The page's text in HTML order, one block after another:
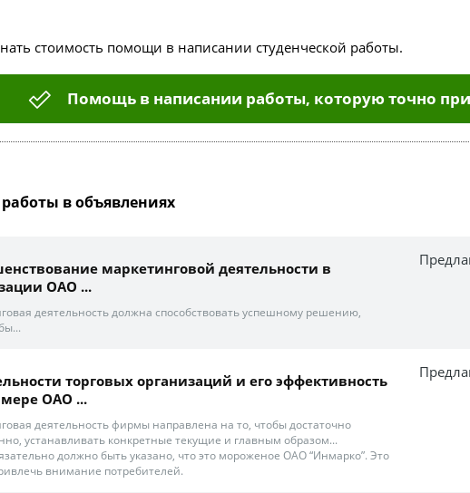
стоимость помощи в написании студенческой работы.
Помощь в написании работы, которую точно
в объявлениях
маркетинговой деятельности в
ОАО ...
деятельность должна способствовать успешному решению,
торговых организаций и его эффективность
ОАО ...
деятельность фирмы направлена на то, чтобы достаточно
устанавливать конкретные текущие и главным образом...
должно быть указано, что это мороженое ОАО “Инмарко”. Это
внимание потребителей.